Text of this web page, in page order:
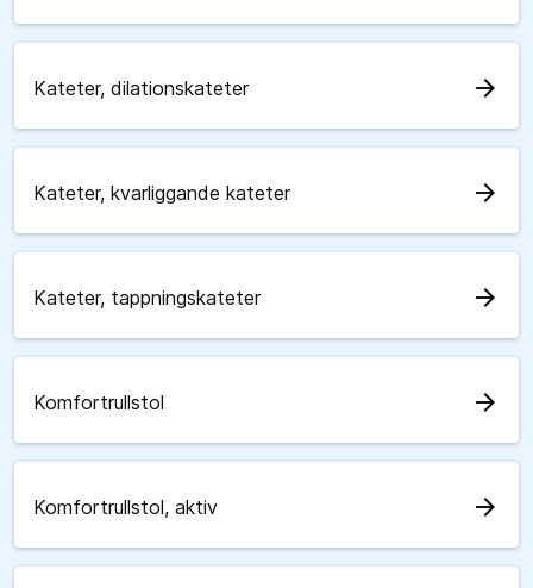
Kateter, dilationskateter arrow_forward
Kateter, kvarliggande kateter arrow_forward
Kateter, tappningskateter arrow_forward
Komfortrullstol arrow_forward
Komfortrullstol, aktiv arrow_forward